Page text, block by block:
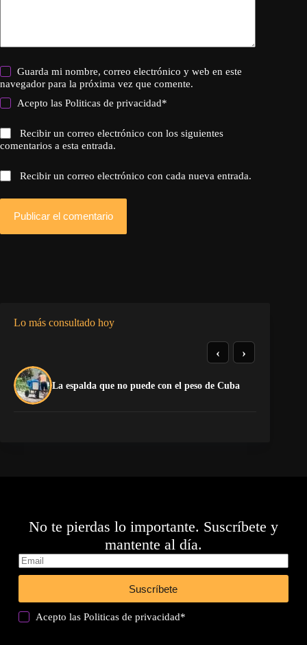
Guarda mi nombre, correo electrónico y web en este
navegador para la próxima vez que comente.
Acepto lasPoliticas de privacidad*
Recibir un correo electrónico con los siguientes
comentarios a esta entrada.
Recibir un correo electrónico con cada nueva entrada.
Publicar el comentario
Lo más consultado hoy
La espalda que no puede con el peso de Cuba
‹ ›
No te pierdas lo importante. Suscríbete y
mantente al día.
Suscríbete
Acepto lasPoliticas de privacidad*